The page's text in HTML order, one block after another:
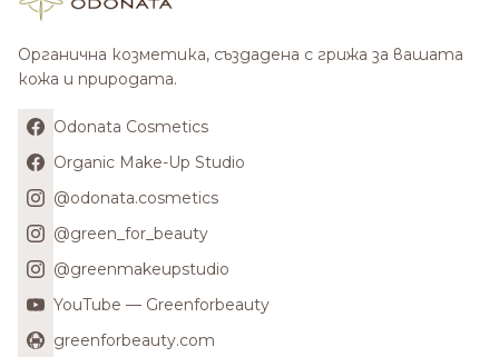
Органична козметика, създадена с грижа за вашата
кожа и природата.
Odonata Cosmetics
Organic Make-Up Studio
@odonata.cosmetics
@green_for_beauty
@greenmakeupstudio
YouTube — Greenforbeauty
greenforbeauty.com